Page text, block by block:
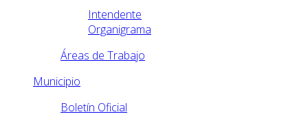
Intendente
Organigrama
Áreas de Trabajo
Municipio
Boletín Oficial